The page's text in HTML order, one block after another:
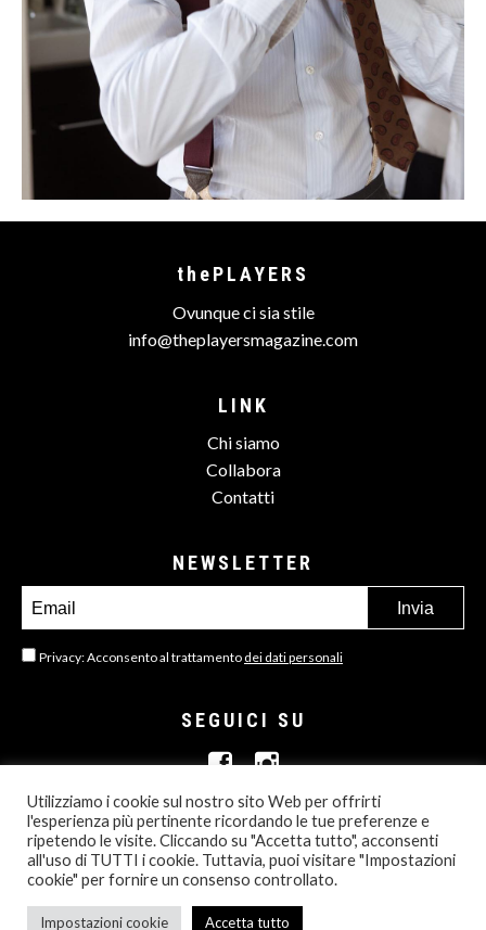
thePLAYERS
Ovunque ci sia stile
info@theplayersmagazine.com
LINK
Chi siamo
Collabora
Contatti
NEWSLETTER
Privacy: Acconsento al trattamento dei dati personali
SEGUICI SU
© 2013- 2026 ALL RIGHTS RESERVED
BORN IN MAMASTUDIOS
Utilizziamo i cookie sul nostro sito Web per offrirti
l'esperienza più pertinente ricordando le tue preferenze e
ripetendo le visite. Cliccando su "Accetta tutto", acconsenti
all'uso di TUTTI i cookie. Tuttavia, puoi visitare "Impostazioni
cookie" per fornire un consenso controllato.
Impostazioni cookie Accetta tutto